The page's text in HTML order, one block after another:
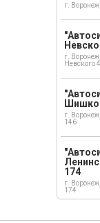
г.
г.
Невского
г.
146
174
г.
174